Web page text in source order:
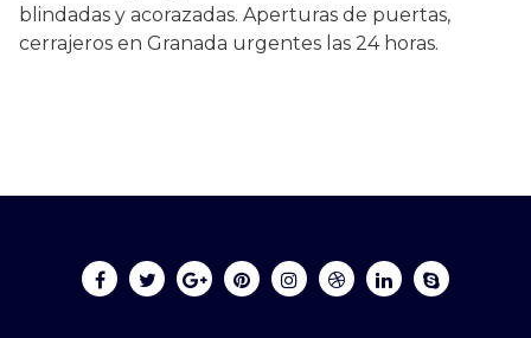
blindadas y acorazadas. Aperturas de puertas,
cerrajeros en Granada urgentes las 24 horas.